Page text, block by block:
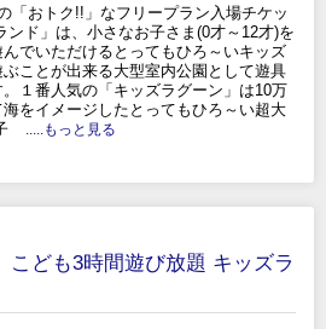
「おトク!!」なフリープラン入場チケッ
ンド」は、小さなお子さま(0才～12才)を
でいただけるとってもひろ～いキッズ
ことが出来る大型室内公園として遊具
１番人気の「キッズラグーン」は10万
をイメージしたとってもひろ～い超大
.....もっと見る
こども3時間遊び放題 キッズラ